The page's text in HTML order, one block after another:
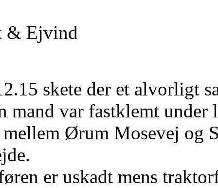
& Ejvind
skete der et alvorligt
mand var fastklemt
Ørum Mosevej og
er uskadt mens